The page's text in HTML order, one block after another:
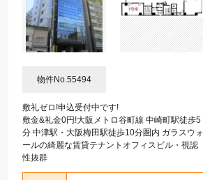
物件No.55494
敷礼ゼロ!申込受付中です!
敷金&礼金0円!大阪メトロ谷町線 中崎町駅徒歩5
分 中津駅・大阪梅田駅徒歩10分圏内 ガラスウォ
ールの綺麗な賃貸テナントオフィスビル・視認
性抜群